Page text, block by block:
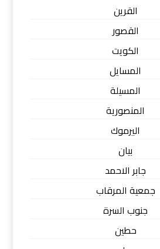
القرين
القصور
الكويت
المسايل
المسيلة
المنصورية
اليرموك
بيان
جابر الاحمد
جمعية المرقاب
جنوب السرة
حطين